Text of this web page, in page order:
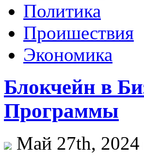
Политика
Проишествия
Экономика
Блокчейн в
Программы
Май 27th, 2024